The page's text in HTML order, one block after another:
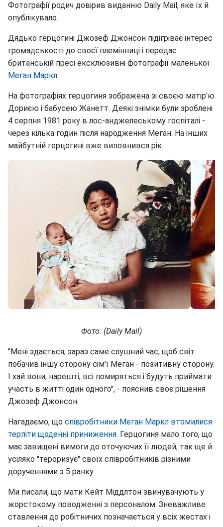
Фотографії родич довірив виданню Daily Mail, яке їх й
опублікувало.
Дядько герцогині Джозеф Джонсон підігріває інтерес
громадськості до своєї племінниці і передає
британській пресі ексклюзивні фотографії маленької
Меган Маркл.
На фотографіях герцогиня зображена зі своєю матір'ю
Дориєю і бабусею Жанетт. Деякі знімки були зроблені
4 серпня 1981 року в лос-анджелеському госпіталі -
через кілька годин після народження Меган. На інших
майбутній герцогині вже виповнився рік.
Фото: (Daily Mail)
"Мені здається, зараз саме слушний час, щоб світ
побачив іншу сторону сім'ї Меган - позитивну сторону.
І хай вони, нарешті, всі помиряться і будуть приймати
участь в житті один одного", - пояснив своє рішення
Джозеф Джонсон.
Нагадаємо, що співробітники Меган Маркл втомилися
терпіти щоденні приниження. Герцогиня мало того, що
має завищені вимоги до оточуючих її людей, так ще й
усіляко "тероризує" своїх співробітників різними
дорученнями з 5 ранку.
Ми писали, що мати Кейт Міддлтон звинувачують у
жорстокому поводженні з персоналом. Зневажливе
ставлення до робітничих позначається у всіх жестах і